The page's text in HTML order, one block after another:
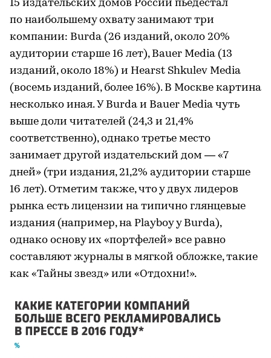
15 издательских домов России пьедестал
по наибольшему охвату занимают три
компании: Burda (26 изданий, около 20%
аудитории старше 16 лет), Bauer Media (13
изданий, около 18%) и Hearst Shkulev Media
(восемь изданий, более 16%). В Москве картина
несколько иная. У Burda и Bauer Media чуть
выше доли читателей (24,3 и 21,4%
соответственно), однако третье место
занимает другой издательский дом — «7
дней» (три издания, 21,2% аудитории старше
16 лет). Отметим также, что у двух лидеров
рынка есть лицензии на типично глянцевые
издания (например, на Playboy у Burda),
однако основу их «портфелей» все равно
составляют журналы в мягкой обложке, такие
как «Тайны звезд» или «Отдохни!».